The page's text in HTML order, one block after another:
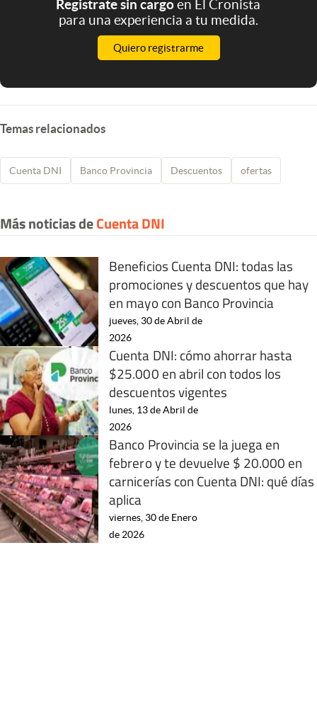
Registrate sin cargoen El Cronista
para una experiencia a tu medida.
Quiero registrarme
Temas relacionados
Cuenta DNI Banco Provincia Descuentos ofertas
Más noticias deCuenta DNI
Beneficios Cuenta DNI: todas las
promociones y descuentos que hay
en mayo con Banco Provincia
jueves, 30 de Abril de
2026
Cuenta DNI: cómo ahorrar hasta
$25.000 en abril con todos los
descuentos vigentes
lunes, 13 de Abril de
2026
Banco Provincia se la juega en
febrero y te devuelve $ 20.000 en
carnicerías con Cuenta DNI: qué días
aplica
viernes, 30 de Enero
de 2026